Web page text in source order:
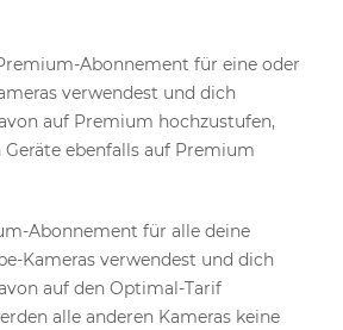
Abonnement für eine oder
verwendest und dich
auf Premium hochzustufen,
ebenfalls auf Premium
Abonnement für alle deine
Kameras verwendest und dich
auf den Optimal-Tarif
alle anderen Kameras keine